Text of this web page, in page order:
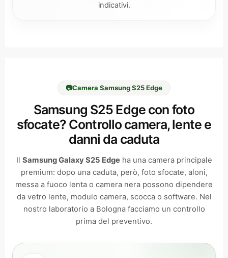
indicativi.
📷Camera Samsung S25 Edge
Samsung S25 Edge con foto
sfocate? Controllo camera, lente e
danni da caduta
Il Samsung Galaxy S25 Edgeha una camera principale
premium: dopo una caduta, però, foto sfocate, aloni,
messa a fuoco lenta o camera nera possono dipendere
da vetro lente, modulo camera, scocca o software. Nel
nostro laboratorio a Bologna facciamo un controllo
prima del preventivo.